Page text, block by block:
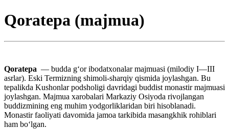
Qoratepa (majmua)
Qoratepa — budda gʻor ibodatxonalar majmuasi (milodiy I—III
asrlar). Eski Termizning shimoli-sharqiy qismida joylashgan. Bu
tepalikda Kushonlar podsholigi davridagi buddist monastir majmuasi
joylashgan. Majmua xarobalari Markaziy Osiyoda rivojlangan
buddizmining eng muhim yodgorliklaridan biri hisoblanadi.
Monastir faoliyati davomida jamoa tarkibida masangkhik rohiblari
ham boʻlgan.